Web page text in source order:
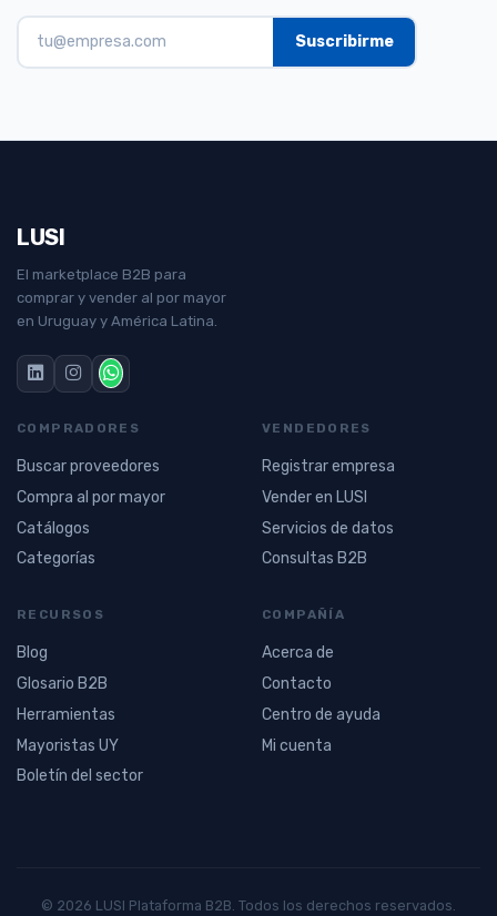
LUSI
El marketplace B2B para
comprar y vender al por mayor
en Uruguay y América Latina.
COMPRADORES
Buscar proveedores
Compra al por mayor
Catálogos
Categorías
VENDEDORES
Registrar empresa
Vender en LUSI
Servicios de datos
Consultas B2B
RECURSOS
Blog
Glosario B2B
Herramientas
Mayoristas UY
Boletín del sector
COMPAÑÍA
Acerca de
Contacto
Centro de ayuda
Mi cuenta
© 2026 LUSI Plataforma B2B. Todos los derechos reservados.